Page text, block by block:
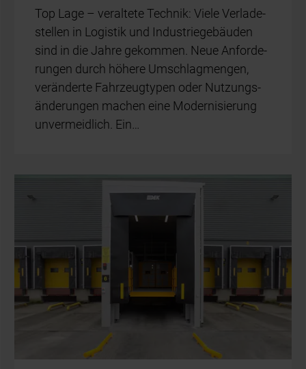
Top Lage – ver­al­te­te Tech­nik: Vie­le Ver­la­de­
stel­len in Lo­gis­tik und In­dus­trie­ge­bäu­den
sind in die Jah­re ge­kom­men. Neue An­for­de­
run­gen durch hö­he­re Um­schlag­men­gen,
ver­än­der­te Fahr­zeug­ty­pen oder Nut­zungs­
än­de­run­gen ma­chen eine Mo­der­ni­sie­rung
un­ver­meid­lich. Ein…